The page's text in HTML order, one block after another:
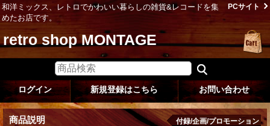
和洋ミックス、レトロでかわいい暮らしの雑貨&レコードを集
めたお店です。
PCサイト
retro shop MONTAGE
ログイン 新規登録はこちら お問い合わせ
商品説明 付録/企画/プロモーション